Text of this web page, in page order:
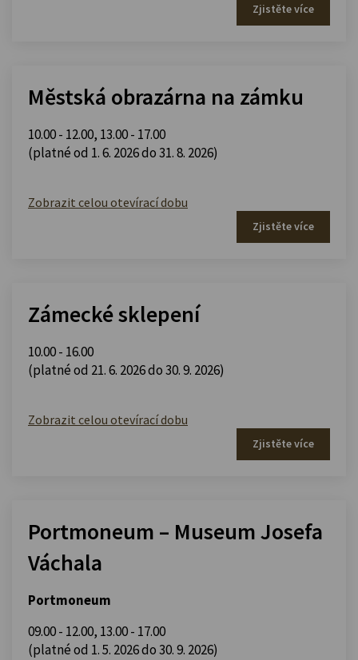
Zjistěte více
Městská obrazárna na zámku
10.00 - 12.00, 13.00 - 17.00
(platné od 1. 6. 2026 do 31. 8. 2026)
Zobrazit celou otevírací dobu
Zjistěte více
Zámecké sklepení
10.00 - 16.00
(platné od 21. 6. 2026 do 30. 9. 2026)
Zobrazit celou otevírací dobu
Zjistěte více
Portmoneum – Museum Josefa
Váchala
Portmoneum
09.00 - 12.00, 13.00 - 17.00
(platné od 1. 5. 2026 do 30. 9. 2026)